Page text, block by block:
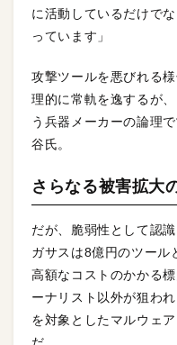
に活動しているだけで
っています」
攻撃ツールを悪びれる
理的に常軌を逸するが
う兵器メーカーの論理
谷氏。
さらなる被害拡大
だが、脆弱性として認
ガサスは8億円のツール
高額なコストのかかる
ーナリスト以外が狙わ
を対象としたマルウェ